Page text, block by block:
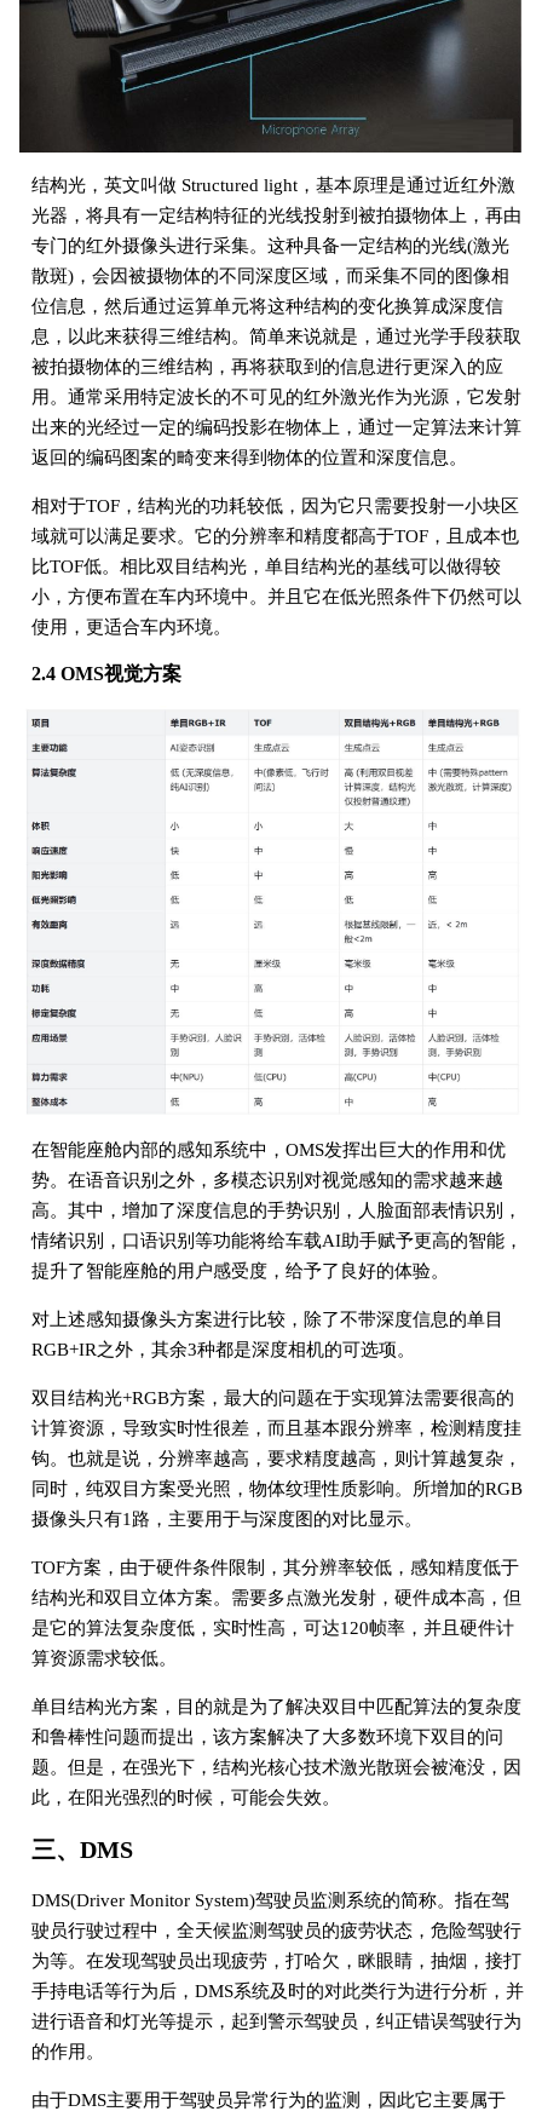
结构光，英文叫做 Structured light，基本原理是通过近红外激
光器，将具有一定结构特征的光线投射到被拍摄物体上，再由
专门的红外摄像头进行采集。这种具备一定结构的光线(激光
散斑)，会因被摄物体的不同深度区域，而采集不同的图像相
位信息，然后通过运算单元将这种结构的变化换算成深度信
息，以此来获得三维结构。简单来说就是，通过光学手段获取
被拍摄物体的三维结构，再将获取到的信息进行更深入的应
用。通常采用特定波长的不可见的红外激光作为光源，它发射
出来的光经过一定的编码投影在物体上，通过一定算法来计算
返回的编码图案的畸变来得到物体的位置和深度信息。
相对于TOF，结构光的功耗较低，因为它只需要投射一小块区
域就可以满足要求。它的分辨率和精度都高于TOF，且成本也
比TOF低。相比双目结构光，单目结构光的基线可以做得较
小，方便布置在车内环境中。并且它在低光照条件下仍然可以
使用，更适合车内环境。
2.4 OMS视觉方案
在智能座舱内部的感知系统中，OMS发挥出巨大的作用和优
势。在语音识别之外，多模态识别对视觉感知的需求越来越
高。其中，增加了深度信息的手势识别，人脸面部表情识别，
情绪识别，口语识别等功能将给车载AI助手赋予更高的智能，
提升了智能座舱的用户感受度，给予了良好的体验。
对上述感知摄像头方案进行比较，除了不带深度信息的单目
RGB+IR之外，其余3种都是深度相机的可选项。
双目结构光+RGB方案，最大的问题在于实现算法需要很高的
计算资源，导致实时性很差，而且基本跟分辨率，检测精度挂
钩。也就是说，分辨率越高，要求精度越高，则计算越复杂，
同时，纯双目方案受光照，物体纹理性质影响。所增加的RGB
摄像头只有1路，主要用于与深度图的对比显示。
TOF方案，由于硬件条件限制，其分辨率较低，感知精度低于
结构光和双目立体方案。需要多点激光发射，硬件成本高，但
是它的算法复杂度低，实时性高，可达120帧率，并且硬件计
算资源需求较低。
单目结构光方案，目的就是为了解决双目中匹配算法的复杂度
和鲁棒性问题而提出，该方案解决了大多数环境下双目的问
题。但是，在强光下，结构光核心技术激光散斑会被淹没，因
此，在阳光强烈的时候，可能会失效。
三、DMS
DMS(Driver Monitor System)驾驶员监测系统的简称。指在驾
驶员行驶过程中，全天候监测驾驶员的疲劳状态，危险驾驶行
为等。在发现驾驶员出现疲劳，打哈欠，眯眼睛，抽烟，接打
手持电话等行为后，DMS系统及时的对此类行为进行分析，并
进行语音和灯光等提示，起到警示驾驶员，纠正错误驾驶行为
的作用。
由于DMS主要用于驾驶员异常行为的监测，因此它主要属于